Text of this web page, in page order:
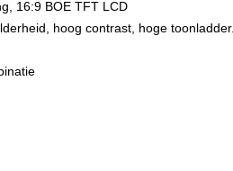
16:9 BOE TFT LCD
hoog contrast, hoge toonladder.